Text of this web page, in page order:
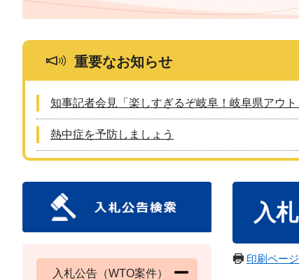
重要なお知らせ
知事記者会見「楽しすぎるぞ岐阜！岐阜県アウ
熱中症を予防しましょう
入
印刷ペー
入札公告（WTO案件）